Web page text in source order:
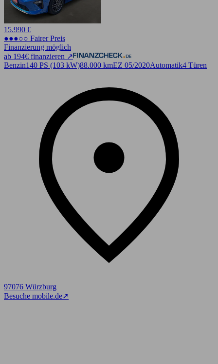
15.990 €
●●●○○ Fairer Preis
Finanzierung möglich
ab 194€ finanzieren ↗
Benzin140 PS (103 kW)88.000 kmEZ 05/2020Automatik4 Türen
97076 Würzburg
Besuche mobile.de➚